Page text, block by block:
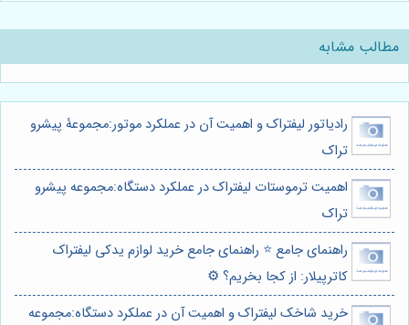
مطالب مشابه
رادیاتور لیفتراک و اهمیت آن در عملکرد موتور:مجموعۀ پیشرو
تراک
اهمیت ترموستات لیفتراک در عملکرد دستگاه:مجموعه پیشرو
تراک
راهنمای جامع ⭐️ راهنمای جامع خرید لوازم یدکی لیفتراک
کاترپیلار: از کجا بخریم؟ ⚙️
خرید شاخک لیفتراک و اهمیت آن در عملکرد دستگاه:مجموعه